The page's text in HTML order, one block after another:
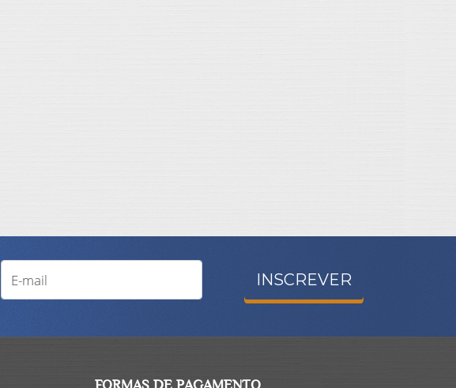
INSCREVER
FORMAS DE PAGAMENTO